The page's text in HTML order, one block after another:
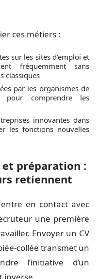
ces métiers :
sur les sites d’emploi et
fréquemment sans
classiques
par les organismes de
pour comprendre les
innovantes dans
les fonctions nouvelles
préparation :
retiennent
en contact avec
une première
Envoyer un CV
collée transmet un
l’initiative d’un
inverse.